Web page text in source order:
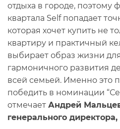
отдыха в городе, поэтому
квартала Self попадает
которая хочет купить не
квартиру и практичный
выбирает образ жизни
гармоничного развития
всей семьей. Именно это
победить в номинации
отмечает Андрей
генерального